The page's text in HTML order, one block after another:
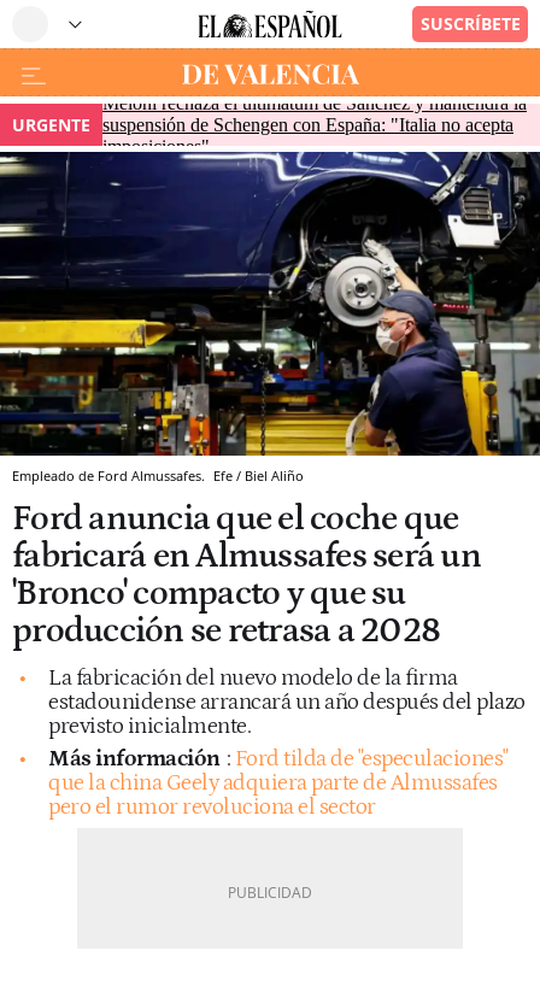
URGENTE
Meloni rechaza el ultimátum de Sánchez y mantendrá la
suspensión de Schengen con España: "Italia no acepta
imposiciones"
Empleado de Ford Almussafes. Efe / Biel Aliño
Ford anuncia que el coche que
fabricará en Almussafes será un
'Bronco' compacto y que su
producción se retrasa a 2028
La fabricación del nuevo modelo de la firma
estadounidense arrancará un año después del plazo
previsto inicialmente.
Más información : Ford tilda de "especulaciones"
que la china Geely adquiera parte de Almussafes
pero el rumor revoluciona el sector